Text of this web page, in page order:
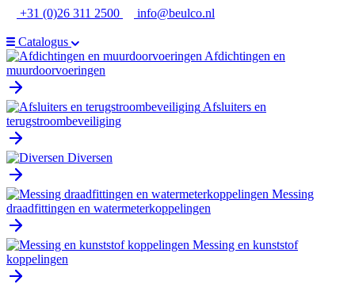
Ga
de
inhoud
+31 (0)26 311 2500 info@beulco.nl
Catalogus
Afdichtingen en
muurdoorvoeringen
Afsluiters en
terugstroombeveiliging
Diversen
Messing
draadfittingen en watermeterkoppelingen
Messing en kunststof
koppelingen